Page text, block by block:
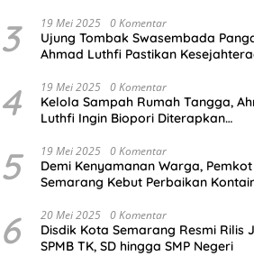
Menyusuri Jejak Arthur
Rimbaud di Semarang,
Persinggahan Singkat Sang
Penyair Dunia
Digital,
Kelola
3 19 Mei 2025 0 Komentar
Ujung Tombak Swasembada
Ahmad Luthfi Pastikan
4 19 Mei 2025 0 Komentar
Kelola Sampah Rumah Tangga,
Luthfi Ingin Biopori Diterapkan
5 19 Mei 2025 0 Komentar
Demi Kenyamanan Warga, Pemkot
Semarang Kebut Perbaikan
6 20 Mei 2025 0 Komentar
Disdik Kota Semarang Resmi Rilis
SPMB TK, SD hingga SMP Negeri